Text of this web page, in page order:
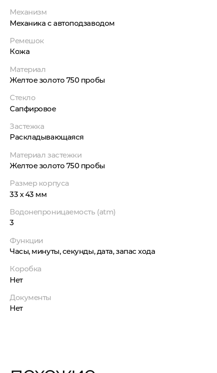
Механизм
Механика с автоподзаводом
Ремешок
Кожа
Материал
Желтое золото 750 пробы
Стекло
Сапфировое
Застежка
Раскладывающаяся
Материал застежки
Желтое золото 750 пробы
Размер корпуса
33 x 43 мм
Водонепроницаемость (atm)
3
Функции
Часы, минуты, секунды, дата, запас хода
Коробка
Нет
Документы
Нет